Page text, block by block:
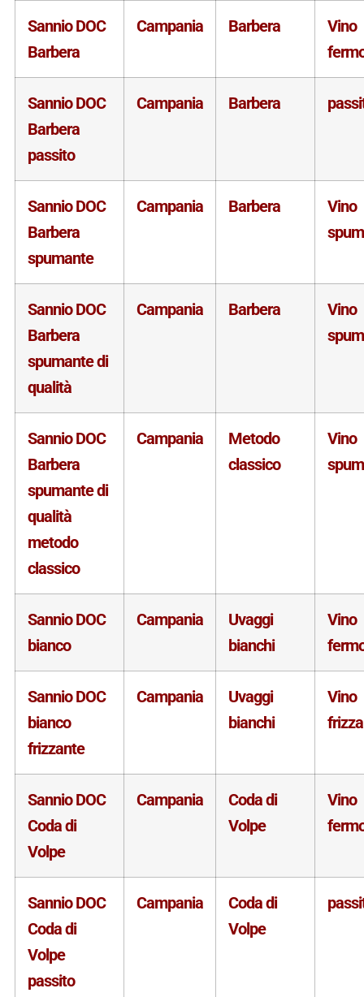
Sannio DOC
Barbera
Campania Barbera
Vino
Sannio DOC
Barbera
passito
Campania Barbera
Sannio DOC
Barbera
spumante
Campania Barbera
Vino
Sannio DOC
Barbera
spumante di
qualità
Campania Barbera
Vino
Sannio DOC
Barbera
spumante di
qualità
metodo
classico
Campania
Metodo
classico
Vino
Sannio DOC
bianco
Campania
Uvaggi
bianchi
Vino
Sannio DOC
bianco
frizzante
Campania
Uvaggi
bianchi
Vino
Sannio DOC
Coda di
Volpe
Campania
Coda di
Volpe
Vino
Sannio DOC
Coda di
Volpe
passito
Campania
Coda di
Volpe